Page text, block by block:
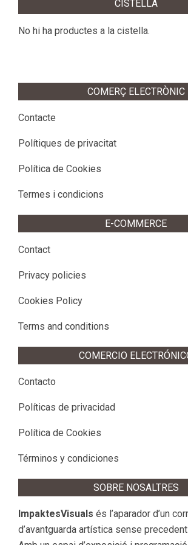
CISTELLA
No hi ha productes a la cistella.
COMERÇ ELECTRÒNIC
Contacte
Polítiques de privacitat
Política de Cookies
Termes i condicions
E-COMMERCE
Contact
Privacy policies
Cookies Policy
Terms and conditions
COMERCIO
Contacto
Políticas de privacidad
Política de Cookies
Términos y condiciones
SOBRE NOSALTRES
ImpaktesVisuals és l’aparador d’un
d’avantguarda artística sense